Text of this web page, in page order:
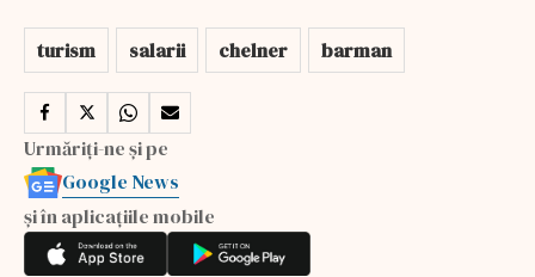
turism salarii chelner barman
Urmăriți-ne și pe
Google News
și în aplicațiile mobile